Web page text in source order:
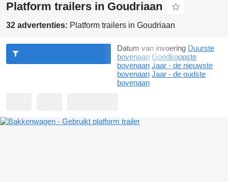
Platform trailers in Goudriaan
32 advertenties: Platform trailers in Goudriaan
Datum van invoering Duurste
bovenaan Goedkoopste
bovenaan Jaar - de nieuwste
bovenaan Jaar - de oudste
bovenaan